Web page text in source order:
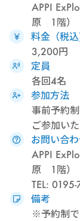
APPI
原 1階）
料金（税
3,200円
定員
各回4名
参加方法
事前予約
ご参加いた
お問い合
APPI
原 1階）
TEL:
備考
※予約制で